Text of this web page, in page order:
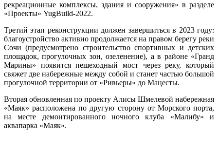
рекреационные комплексы, здания и сооружения» в разделе
«Проекты» YugBuild-2022.
Третий этап реконструкции должен завершиться в 2023 году:
благоустройство активно продолжается на правом берегу реки
Сочи (предусмотрено строительство спортивных и детских
площадок, прогулочных зон, озеленение), а в районе «Гранд
Марины» появится пешеходный мост через реку, который
свяжет две набережные между собой и станет частью большой
прогулочной территории от «Ривьеры» до Мацесты.
Вторая обновленная по проекту Алисы Шмелевой набережная
«Маяк» расположена по другую сторону от Морского порта,
на месте демонтированного ночного клуба «Малибу» и
аквапарка «Маяк».